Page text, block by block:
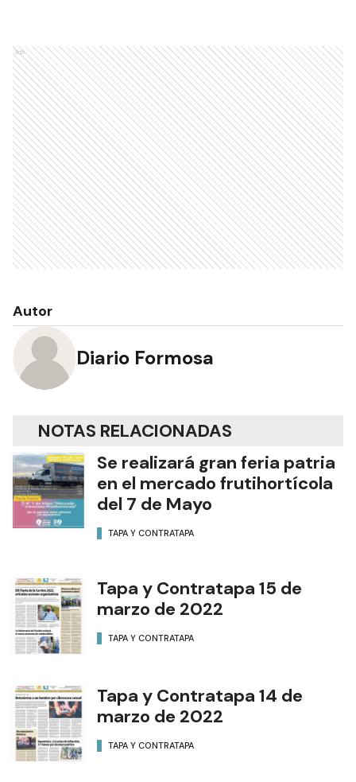
Ads
Autor
Diario Formosa
NOTAS RELACIONADAS
Se realizará gran feria patria
en el mercado frutihortícola
del 7 de Mayo
TAPA Y CONTRATAPA
Tapa y Contratapa 15 de
marzo de 2022
TAPA Y CONTRATAPA
Tapa y Contratapa 14 de
marzo de 2022
TAPA Y CONTRATAPA